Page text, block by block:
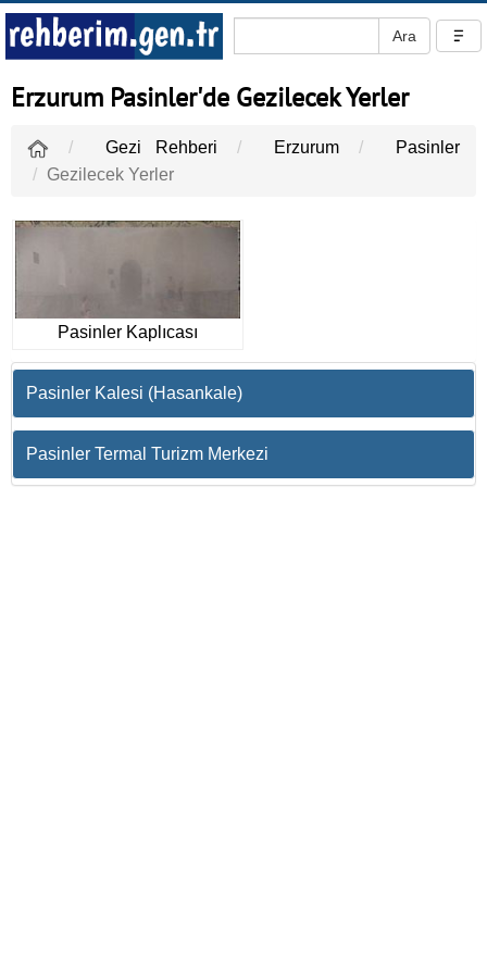
Erzurum Pasinler'de Gezilecek Yerler
Gezi Rehberi Erzurum
Pasinler
Gezilecek Yerler
Pasinler Kaplıcası
Pasinler Kalesi (Hasankale)
Pasinler Termal Turizm Merkezi